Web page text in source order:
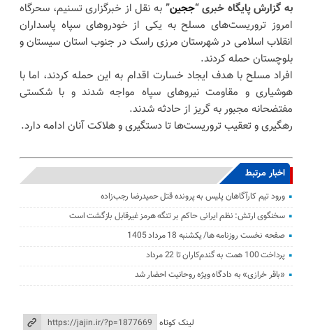
به گزارش پایگاه خبری “ججین” به نقل از خبرگزاری تسنیم، سحرگاه
امروز تروریست‌های مسلح به یکی از خودروهای سپاه پاسداران
انقلاب اسلامی در شهرستان مرزی راسک در جنوب استان سیستان و
بلوچستان حمله کردند.
افراد مسلح با هدف ایجاد خسارت اقدام به این حمله کردند، اما با
هوشیاری و مقاومت نیروهای سپاه مواجه شدند و با شکستی
مفتضحانه مجبور به گریز از حادثه شدند.
رهگیری و تعقیب تروریست‌ها تا دستگیری و هلاکت آنان ادامه دارد.
اخبار مرتبط
ورود تیم کارآگاهان پلیس به پرونده قتل حمیدرضا رجب‌زاده
سخنگوی ارتش: نظم ایرانی حاکم بر تنگه هرمز غیرقابل بازگشت است
صفحه نخست روزنامه ها/ یکشنبه 18 مرداد 1405
پرداخت 100 همت به گندم‌کاران تا 22 مرداد
«باقر خرازی» به دادگاه ویژه روحانیت احضار شد
لینک کوتاه